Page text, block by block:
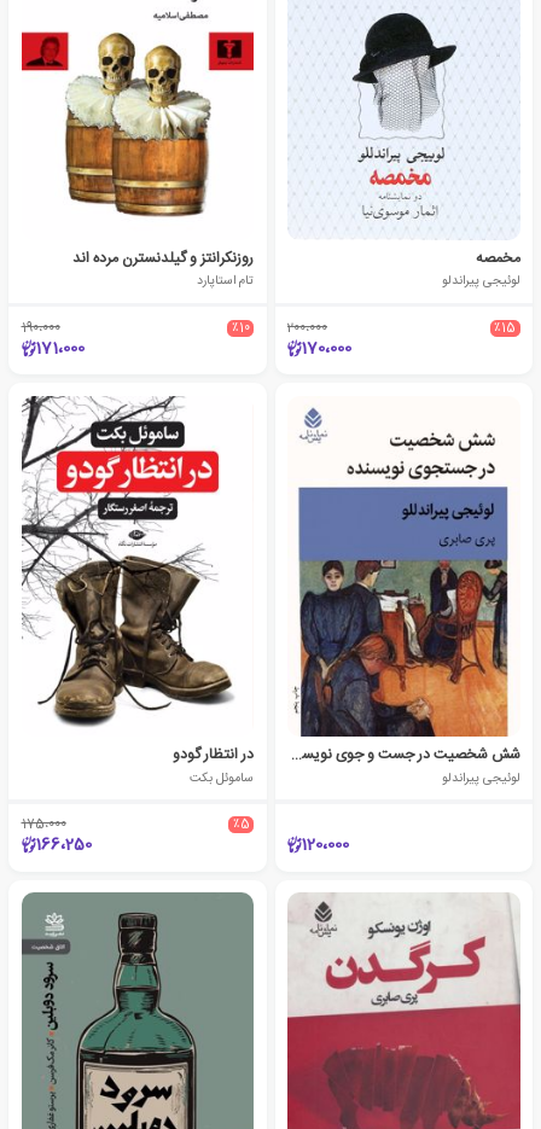
مخمصه
لوئیجی پیراندلو
٪15 200،000
170،000
روزنکرانتز و گیلدنسترن مرده اند
تام استاپارد
٪10 190،000
171،000
شش شخصیت در جست و جوی نویسنده
لوئیجی پیراندلو
120،000
در انتظار گودو
ساموئل بکت
٪5 175،000
166،250